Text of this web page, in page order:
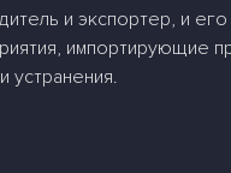
и экспортер, и
импортирующие
устранения.